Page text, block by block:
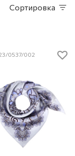
Сортировка
0537/002